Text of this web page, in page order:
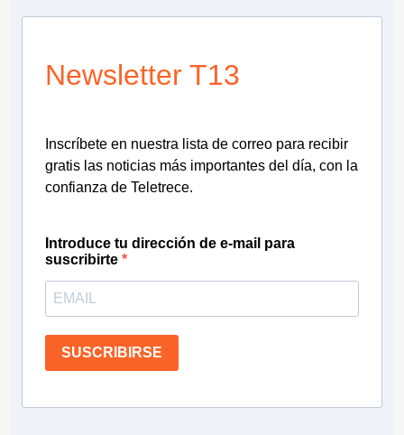
Newsletter T13
Inscríbete en nuestra lista de correo para recibir
gratis las noticias más importantes del día, con la
confianza de Teletrece.
Introduce tu dirección de e-mail para
suscribirte
SUSCRIBIRSE